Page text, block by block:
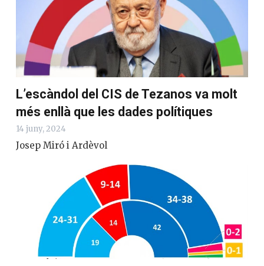
L’escàndol del CIS de Tezanos va molt
més enllà que les dades polítiques
14 juny, 2024
Josep Miró i Ardèvol